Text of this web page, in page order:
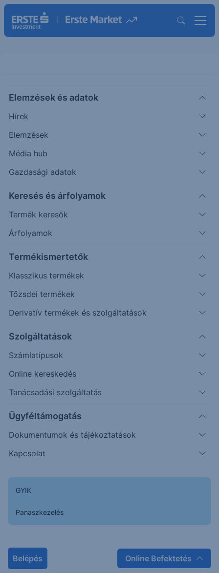
Elemzések és adatok
Hírek
Elemzések
Média hub
Gazdasági adatok
Keresés és árfolyamok
Termék keresők
Árfolyamok
Termékismertetők
Klasszikus termékek
Tőzsdei termékek
Derivatív termékek és szolgáltatások
Szolgáltatások
Számlatípusok
Online kereskedés
Tanácsadási szolgáltatás
Ügyféltámogatás
Dokumentumok és tájékoztatások
Kapcsolat
GYIK
Panaszkezelés
Belépés Online Befektetés
AGR(Wiener Börse)
AGRANA BETEILIGUNGS
11.30 EUR
Időpont: 26.08.07. 17:35
Előző záró:
11.15
Árfolyamértesítő rögzítése
További információk kérése
11.0000
Napon belüli Historikus